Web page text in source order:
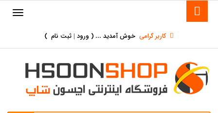
کاربر گرامی خوش آمدید ... ( ورود | ثبت نام )